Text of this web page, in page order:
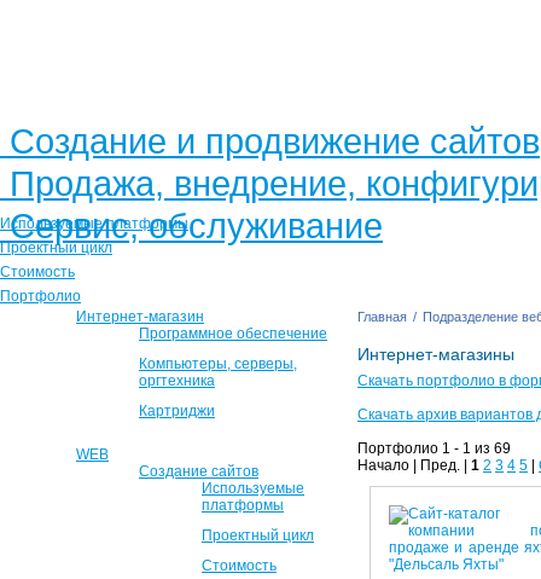
Создание и продвижение сайтов
Продажа, внедрение,
Сервис, обслуживание
Используемые платформы
Проектный цикл
Стоимость
Портфолио
Интернет-магазин
Программное обеспечение
Компьютеры, серверы,
оргтехника
Картриджи
WEB
Создание сайтов
Используемые
платформы
Проектный цикл
Стоимость
Главная / Подразделение
Интернет-магазины
Скачать портфолио в
Скачать архив вариантов
Портфолио 1 - 1 из 69
Начало | Пред. | 1 2 3 4 5